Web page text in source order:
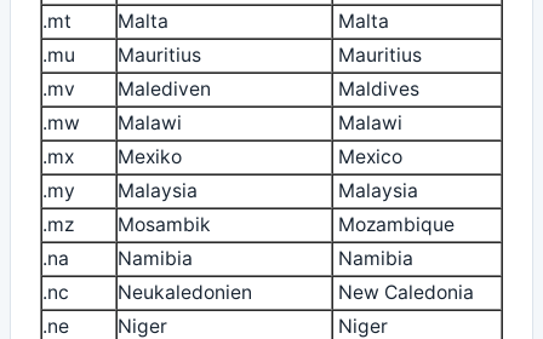
.mt
Malta
Malta
.mu
Mauritius
Mauritius
.mv
Malediven
Maldives
.mw
Malawi
Malawi
.mx
Mexiko
Mexico
.my
Malaysia
Malaysia
.mz
Mosambik
Mozambique
.na
Namibia
Namibia
.nc
Neukaledonien
New Caledonia
.ne
Niger
Niger